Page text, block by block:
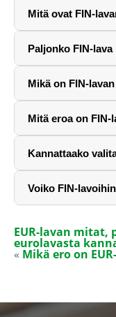
Mitä ovat FIN-
Paljonko FIN-lava
Mikä on FIN-
Mitä eroa on FIN-
Kannattaako
Voiko FIN-
EUR-lavan mitat,
eurolavasta
Mikä ero on